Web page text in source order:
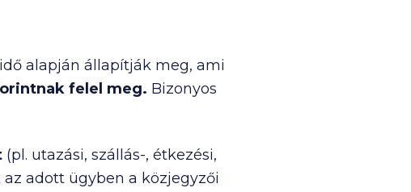
alapján állapítják meg, ami
felel meg. Bizonyos
(pl. utazási, szállás-, étkezési,
adott ügyben a közjegyzői